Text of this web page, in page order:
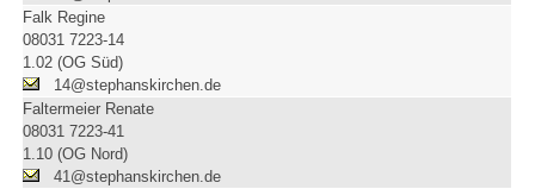
Falk Regine
08031 7223-14
1.02 (OG Süd)
14@stephanskirchen.de
Faltermeier Renate
08031 7223-41
1.10 (OG Nord)
41@stephanskirchen.de